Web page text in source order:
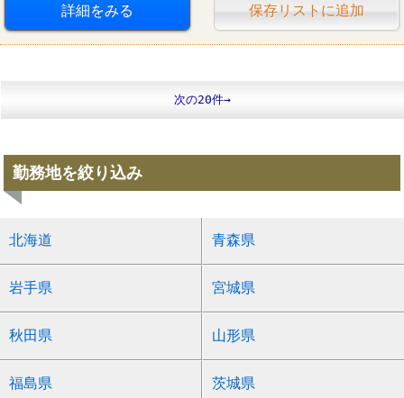
詳細をみる 保存リストに追加
次の20件→
勤務地を絞り込み
北海道 青森県
岩手県 宮城県
秋田県 山形県
福島県 茨城県